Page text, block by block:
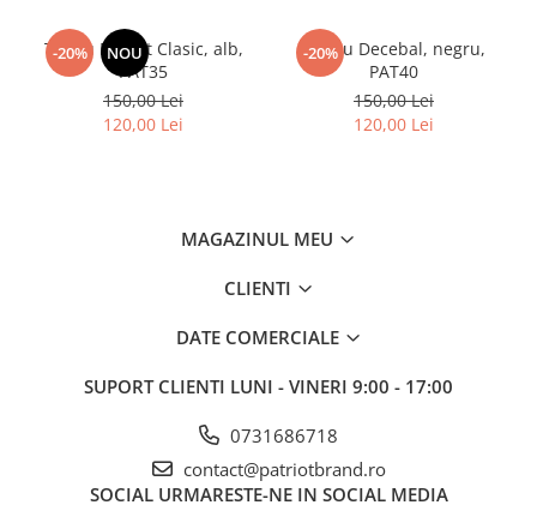
-20% NOU
Tricou Patriot Clasic, alb,
PAT35
150,00 Lei
120,00 Lei
-20%
Tricou Decebal, negru,
PAT40
150,00 Lei
120,00 Lei
MAGAZINUL MEU
CLIENTI
DATE COMERCIALE
SUPORT CLIENTI LUNI - VINERI 9:00 - 17:00
0731686718
contact@patriotbrand.ro
SOCIAL URMARESTE-NE IN SOCIAL MEDIA